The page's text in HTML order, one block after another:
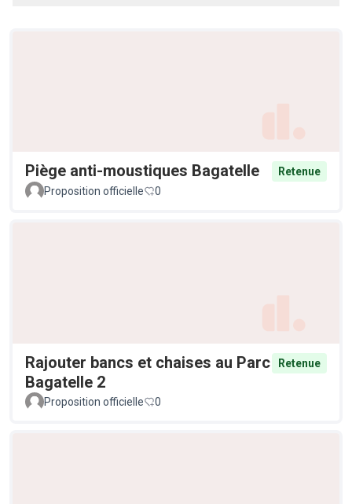
Piège anti-moustiques Bagatelle
Retenue
Proposition officielle
0
Rajouter bancs et chaises au Parc
Bagatelle 2
Retenue
Proposition officielle 0